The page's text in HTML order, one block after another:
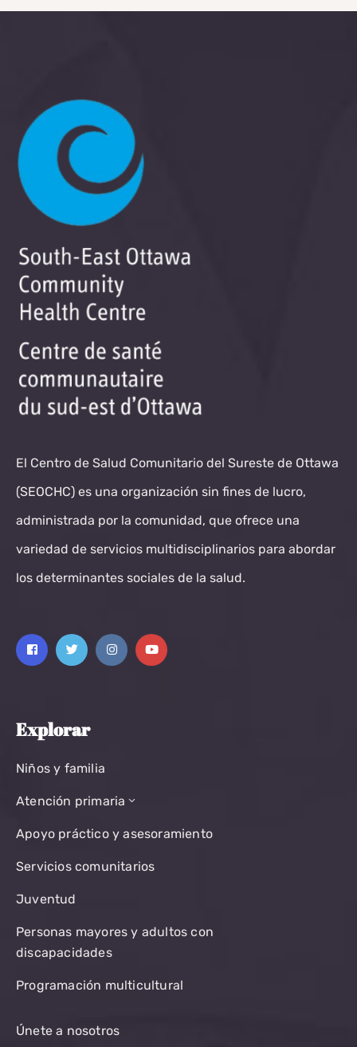
El Centro de Salud Comunitario del Sureste de Ottawa
(SEOCHC) es una organización sin fines de lucro,
administrada por la comunidad, que ofrece una
variedad de servicios multidisciplinarios para abordar
los determinantes sociales de la salud.
Explorar
Niños y familia
Atención primaria
Apoyo práctico y asesoramiento
Servicios comunitarios
Juventud
Personas mayores y adultos con
discapacidades
Programación multicultural
Únete a nosotros